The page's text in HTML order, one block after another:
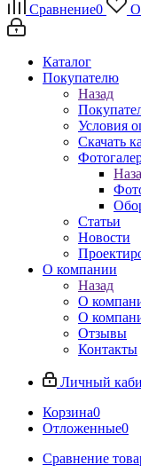
Сравнение0
Каталог
Покупателю
Назад
Условия
Скачать
Статьи
Новости
О компании
Назад
О
О
Отзывы
Контакты
Личный
Корзина0
Отложенные0
Сравнение